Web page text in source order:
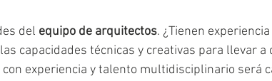
del equipo de arquitectos. ¿Tienen
capacidades técnicas y creativas para llevar a
con experiencia y talento multidisciplinario será